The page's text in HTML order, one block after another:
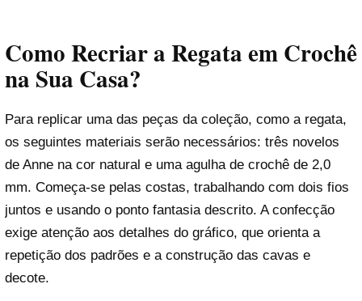
Como Recriar a Regata em Crochê
na Sua Casa?
Para replicar uma das peças da coleção, como a regata,
os seguintes materiais serão necessários: três novelos
de Anne na cor natural e uma agulha de crochê de 2,0
mm. Começa-se pelas costas, trabalhando com dois fios
juntos e usando o ponto fantasia descrito. A confecção
exige atenção aos detalhes do gráfico, que orienta a
repetição dos padrões e a construção das cavas e
decote.